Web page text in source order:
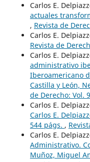
Carlos E.
actuales
, Revista de
Carlos E.
Revista de
Carlos E.
administrativo
Iberoamericano
Castilla y León,
de Derecho: Vol.
Carlos E.
Carlos E.
544 págs. ,
Carlos E.
Administrativo.
Muñoz, Miguel